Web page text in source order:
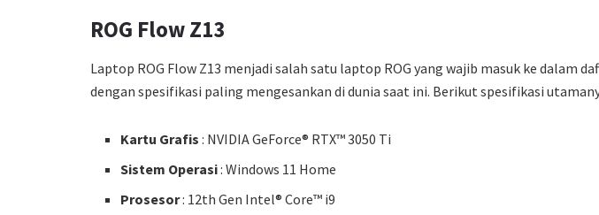
ROG Flow Z13
Laptop ROG Flow Z13 menjadi salah satu laptop ROG yang wajib masuk ke dalam
dengan spesifikasi paling mengesankan di dunia saat ini. Berikut spesifikasi
Kartu Grafis : NVIDIA GeForce® RTX™ 3050 Ti
Sistem Operasi: Windows 11 Home
Prosesor: 12th Gen Intel® Core™ i9